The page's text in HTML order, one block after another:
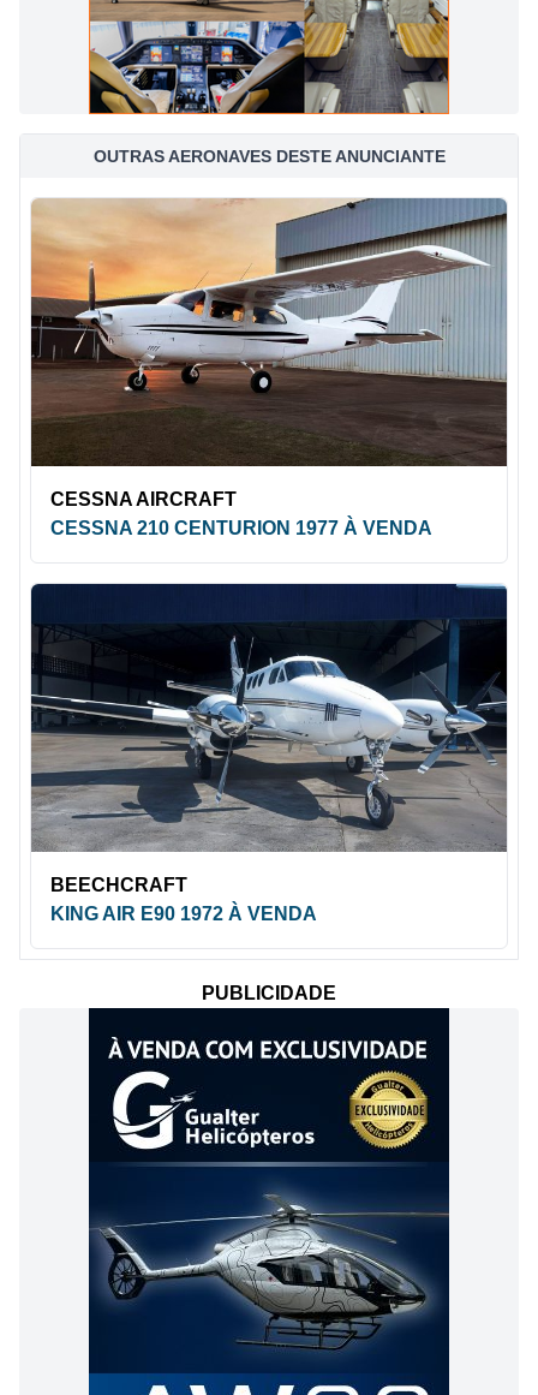
OUTRAS AERONAVES DESTE ANUNCIANTE
CESSNA AIRCRAFT
CESSNA 210 CENTURION 1977 À VENDA
BEECHCRAFT
KING AIR E90 1972 À VENDA
PUBLICIDADE